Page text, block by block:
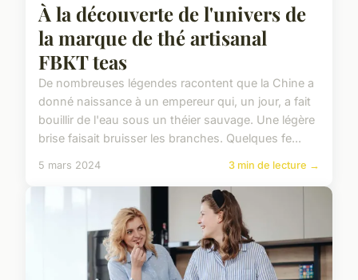
À la découverte de l'univers de
la marque de thé artisanal
FBKT teas
De nombreuses légendes racontent que la Chine a
donné naissance à un empereur qui, un jour, a fait
bouillir de l'eau sous un théier sauvage. Une légère
brise faisait bruisser les branches. Quelques fe...
5 mars 2024 3 min de lecture →